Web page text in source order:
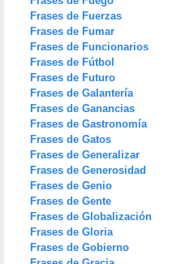
Frases de Fuerzas
Frases de Fumar
Frases de Funcionarios
Frases de Fútbol
Frases de Futuro
Frases de Galantería
Frases de Ganancias
Frases de Gastronomía
Frases de Gatos
Frases de Generalizar
Frases de Generosidad
Frases de Genio
Frases de Gente
Frases de Globalización
Frases de Gloria
Frases de Gobierno